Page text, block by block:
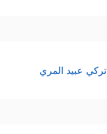
تركي عبيد المري